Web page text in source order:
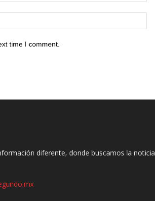
time I comment.
diferente, donde buscamos la noticia